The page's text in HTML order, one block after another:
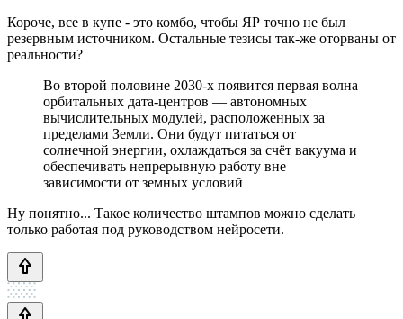
Короче, все в купе - это комбо, чтобы ЯР точно не был
резервным источником. Остальные тезисы так-же оторваны от
реальности?
Во второй половине 2030-х появится первая волна
орбитальных дата-центров — автономных
вычислительных модулей, расположенных за
пределами Земли. Они будут питаться от
солнечной энергии, охлаждаться за счёт вакуума и
обеспечивать непрерывную работу вне
зависимости от земных условий
Ну понятно... Такое количество штампов можно сделать
только работая под руководством нейросети.